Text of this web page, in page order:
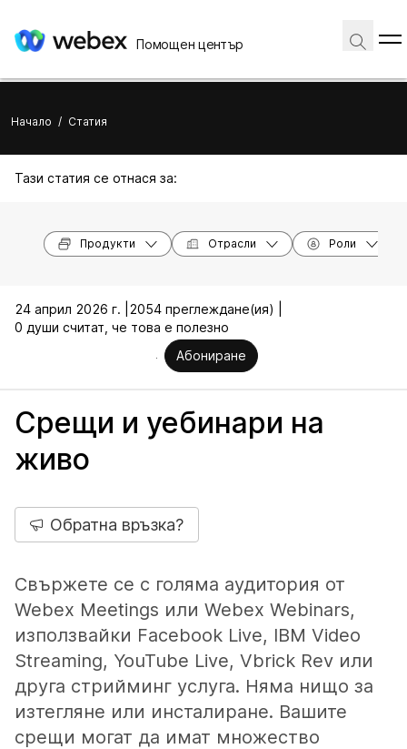
Помощен център
Начало / Статия
Тази статия се отнася за:
Продукти Отрасли Роли
24 април 2026 г. |
2054 преглеждане(ия) |
0 души считат, че това е полезно
Абониране
Срещи и уебинари на
живо
Обратна връзка?
Свържете се с голяма аудитория от
Webex Meetings или Webex Webinars,
използвайки Facebook Live, IBM Video
Streaming, YouTube Live, Vbrick Rev или
друга стрийминг услуга. Няма нищо за
изтегляне или инсталиране. Вашите
срещи могат да имат множество